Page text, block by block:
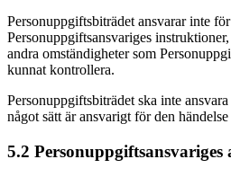
Personuppgiftsbiträdet ansvarar inte
Personuppgiftsansvariges
andra omständigheter som
kunnat kontrollera.
Personuppgiftsbiträdet ska inte
något sätt är ansvarigt för den
5.2 Personuppgiftsansvariges